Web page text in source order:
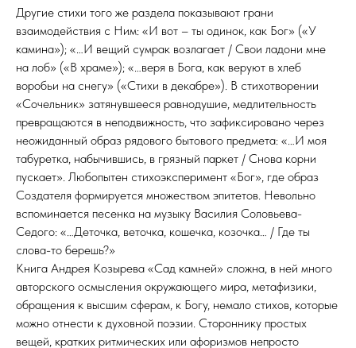
Другие стихи того же раздела показывают грани
взаимодействия с Ним: «И вот – ты одинок, как Бог» («У
камина»); «…И вещий сумрак возлагает / Свои ладони мне
на лоб» («В храме»); «…веря в Бога, как веруют в хлеб
воробьи на снегу» («Стихи в декабре»). В стихотворении
«Сочельник» затянувшееся равнодушие, медлительность
превращаются в неподвижность, что зафиксировано через
неожиданный образ рядового бытового предмета: «…И моя
табуретка, набычившись, в грязный паркет / Снова корни
пускает». Любопытен стихоэксперимент «Бог», где образ
Создателя формируется множеством эпитетов. Невольно
вспоминается песенка на музыку Василия Соловьева-
Седого: «…Деточка, веточка, кошечка, козочка… / Где ты
слова-то берешь?»
Книга Андрея Козырева «Сад камней» сложна, в ней много
авторского осмысления окружающего мира, метафизики,
обращения к высшим сферам, к Богу, немало стихов, которые
можно отнести к духовной поэзии. Стороннику простых
вещей, кратких ритмических или афоризмов непросто